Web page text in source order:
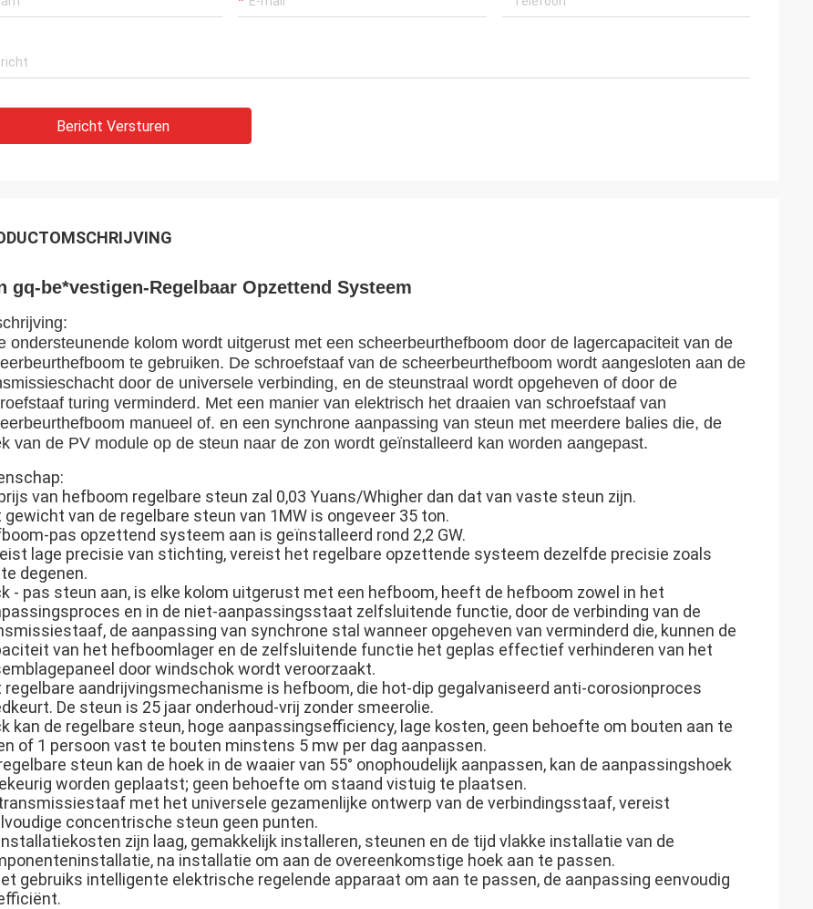
Bericht Versturen
gq-be*vestigen-Regelbaar Opzettend Systeem
ondersteunende kolom wordt uitgerust met een scheerbeurthefboom door de lagercapaciteit van de
te gebruiken. De schroefstaaf van de scheerbeurthefboom wordt aangesloten aan de
door de universele verbinding, en de steunstraal wordt opgeheven of door de
turing verminderd. Met een manier van elektrisch het draaien van schroefstaaf van
manueel of. en een synchrone aanpassing van steun met meerdere balies die, de
van de PV module op de steun naar de zon wordt geïnstalleerd kan worden aangepast.
van hefboom regelbare steun zal 0,03 Yuans/Whigher dan dat van vaste steun zijn.
gewicht van de regelbare steun van 1MW is ongeveer 35 ton.
pas opzettend systeem aan is geïnstalleerd rond 2,2 GW.
lage precisie van stichting, vereist het regelbare opzettende systeem dezelfde precisie zoals
degenen.
- pas steun aan, is elke kolom uitgerust met een hefboom, heeft de hefboom zowel in het
en in de niet-aanpassingsstaat zelfsluitende functie, door de verbinding van de
de aanpassing van synchrone stal wanneer opgeheven van verminderd die, kunnen de
van het hefboomlager en de zelfsluitende functie het geplas effectief verhinderen van het
door windschok wordt veroorzaakt.
regelbare aandrijvingsmechanisme is hefboom, die hot-dip gegalvaniseerd anti-corosionproces
De steun is 25 jaar onderhoud-vrij zonder smeerolie.
kan de regelbare steun, hoge aanpassingsefficiency, lage kosten, geen behoefte om bouten aan te
of 1 persoon vast te bouten minstens 5 mw per dag aanpassen.
steun kan de hoek in de waaier van 55° onophoudelijk aanpassen, kan de aanpassingshoek
worden geplaatst; geen behoefte om staand vistuig te plaatsen.
met het universele gezamenlijke ontwerp van de verbindingsstaaf, vereist
concentrische steun geen punten.
zijn laag, gemakkelijk installeren, steunen en de tijd vlakke installatie van de
na installatie om aan de overeenkomstige hoek aan te passen.
gebruiks intelligente elektrische regelende apparaat om aan te passen, de aanpassing eenvoudig